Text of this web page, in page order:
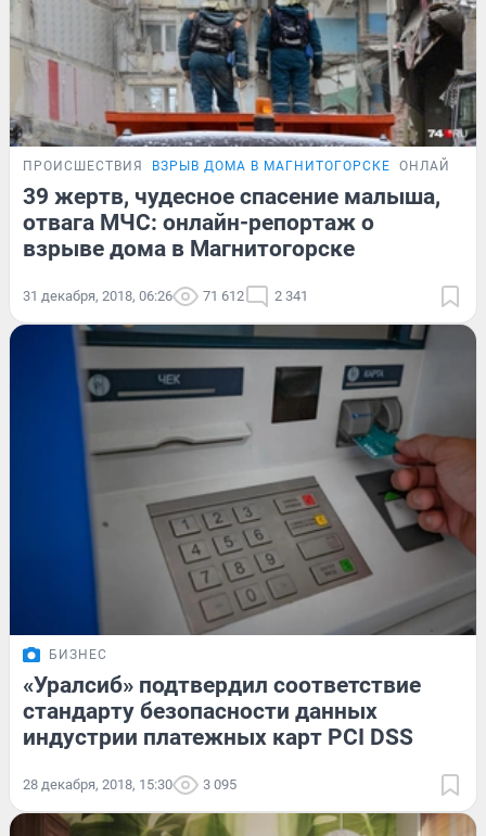
ПРОИСШЕСТВИЯ ВЗРЫВ ДОМА В МАГНИТОГОРСКЕ ОНЛАЙН-
39 жертв, чудесное спасение малыша,
отвага МЧС: онлайн-репортаж о
взрыве дома в Магнитогорске
31 декабря, 2018, 06:26 71 612 2 341
БИЗНЕС
«Уралсиб» подтвердил соответствие
стандарту безопасности данных
индустрии платежных карт PCI DSS
28 декабря, 2018, 15:30 3 095